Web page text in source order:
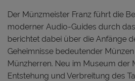
Der Münzmeister Franz führt die
moderner Audio-Guides durch
berichtet dabei über die Anfänge
Geheimnisse bedeutender
Münzherren. Neu im Museum der
Entstehung und Verbreitung des